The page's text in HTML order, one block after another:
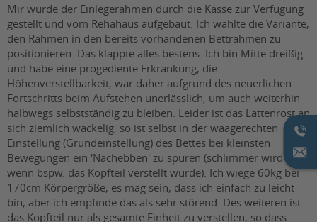
Mir wurde der Einlegerahmen durch die Kasse zur Verfügung
gestellt und vom Rehahaus aufgebaut. Ich wählte die Variante,
den Rahmen in den bereits vorhandenen Bettrahmen zu
positionieren. Das klappte alles bestens. Ich bin Mitte dreißig
und habe eine progediente Erkrankung, die
Höhenverstellbarkeit, war daher aufgrund des neuerlichen
Fortschritts beim Aufstehen unerlässlich, um auch weiterhin
halbwegs selbstständig zu bleiben. Leider ist das Lattenrost an
sich ziemlich wackelig, so ist selbst in der waagerechten
Einstellung (Grundeinstellung) des Bettes bei kleinsten
Bewegungen ein 'Nachebben' zu spüren (schlimmer wird es,
wenn bspw. das Kopfteil verstellt wurde). Ich wiege 60kg bei
170cm Körpergröße, es mag sein, dass ich einfach zu leicht
bin, aber ich empfinde das als sehr störend. Des weiteren ist
das Kopfteil nur als gesamte Einheit zu verstellen, so dass